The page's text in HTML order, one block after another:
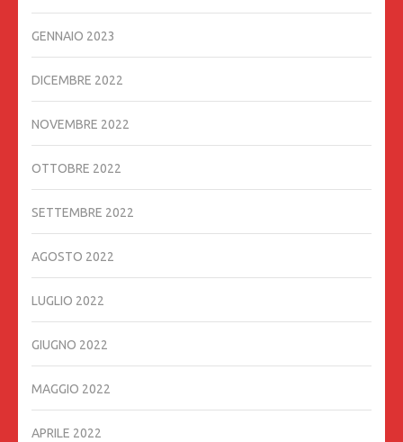
GENNAIO 2023
DICEMBRE 2022
NOVEMBRE 2022
OTTOBRE 2022
SETTEMBRE 2022
AGOSTO 2022
LUGLIO 2022
GIUGNO 2022
MAGGIO 2022
APRILE 2022